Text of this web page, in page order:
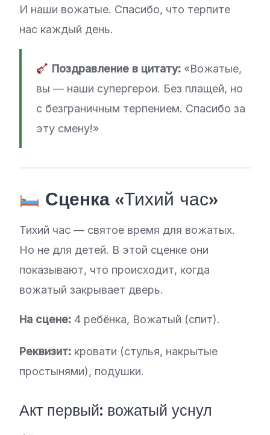
И наши вожатые. Спасибо, что терпите
нас каждый день.
Поздравление в цитату:«Вожатые,
вы — наши супергерои. Без плащей, но
с безграничным терпением. Спасибо за
эту смену!»
Сценка«Тихий час»
Тихий час — святое время для вожатых.
Но не для детей. В этой сценке они
показывают, что происходит, когда
вожатый закрывает дверь.
На сцене: 4 ребёнка, Вожатый (спит).
Реквизит: кровати (стулья, накрытые
простынями), подушки.
Акт первый: вожатый уснул